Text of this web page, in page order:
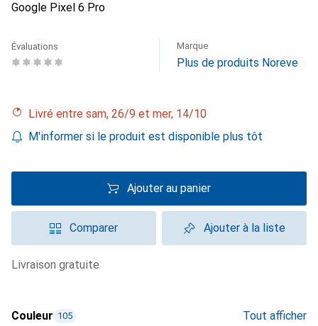
Google Pixel 6 Pro
Évaluations Marque
Plus de produits Noreve
Livré entre sam, 26/9 et mer, 14/10
M'informer si le produit est disponible plus tôt
Ajouter au panier
Comparer Ajouter à la liste
livraison gratuite
Couleur 105 Tout afficher